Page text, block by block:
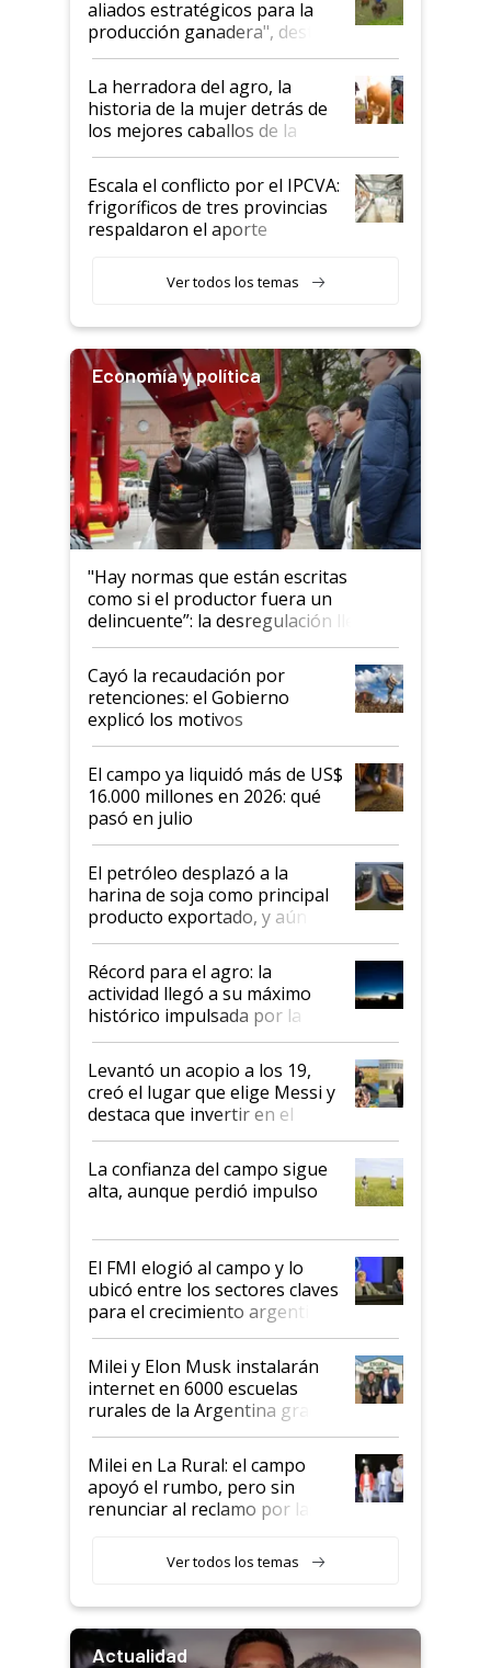
foco en la carne
aliados estratégicos para la
producción ganadera", destaca
la iniciativa que ya reúne a 46
establecimientos en Argentina
La herradora del agro, la
historia de la mujer detrás de
los mejores caballos de la
Argentina y los mitos que
todavía hacen sufrir a estos
animales: "Mientras me
descalificaban, yo seguí
haciendo currículum"
Escala el conflicto por el IPCVA:
frigoríficos de tres provincias
respaldaron el aporte
Ver todos los temas
Economía y política
"Hay normas que están escritas
como si el productor fuera un
delincuente”: la desregulación llegó
al Congreso Aapresid y hasta se
habló del financiamiento al IPCVA
Cayó la recaudación por
retenciones: el Gobierno
explicó los motivos
El campo ya liquidó más de US$
16.000 millones en 2026: qué
pasó en julio
El petróleo desplazó a la
harina de soja como principal
producto exportado, y aún así
el agro aportó casi seis de cada
diez dólares y sostuvo el
liderazgo en un semestre
récord
Récord para el agro: la
actividad llegó a su máximo
histórico impulsada por la
cosecha y las exportaciones
Levantó un acopio a los 19,
creó el lugar que elige Messi y
destaca que invertir en el
kirchnerismo era como "darle
plata a un hijo para droga":
Juan Félix Rossetti, el libertario
que de una dura crisis salió
de Milei
La confianza del campo sigue
alta, aunque perdió impulso
El FMI elogió al campo y lo
ubicó entre los sectores claves
para el crecimiento argentino
Milei y Elon Musk instalarán
internet en 6000 escuelas
rurales de la Argentina gracias
a un acuerdo con Starlink
Milei en La Rural: el campo
apoyó el rumbo, pero sin
renunciar al reclamo por las
Ver todos los temas
Actualidad